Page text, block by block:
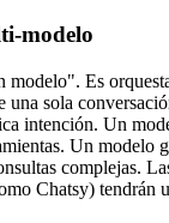
modelo
Es
una sola
intención. Un
Un modelo
complejas.
Chatsy) tendrán